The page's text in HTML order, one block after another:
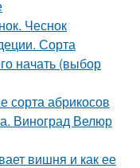
Чеснок
Сорта
начать (выбор
сорта абрикосов
Виноград Велюр
вишня и как ее